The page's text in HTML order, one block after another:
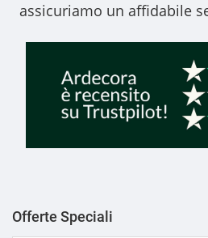
assicuriamo un affidabile
Offerte Speciali